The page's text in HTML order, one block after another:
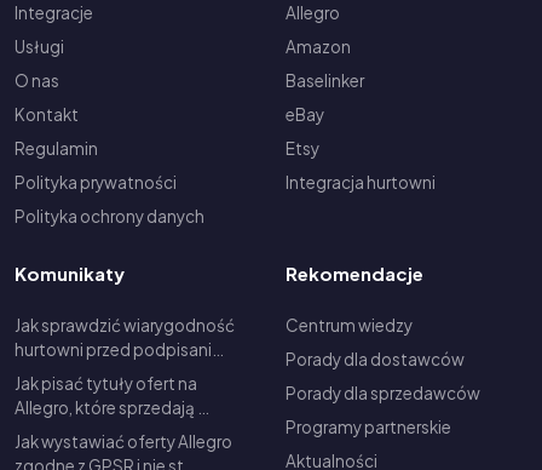
Integracje
Usługi
O nas
Kontakt
Regulamin
Polityka prywatności
Polityka ochrony danych
Allegro
Amazon
Baselinker
eBay
Etsy
Integracja hurtowni
Komunikaty
Jak sprawdzić wiarygodność
hurtowni przed podpisani…
Jak pisać tytuły ofert na
Allegro, które sprzedają …
Jak wystawiać oferty Allegro
zgodne z GPSR i nie st…
Rekomendacje
Centrum wiedzy
Porady dla dostawców
Porady dla sprzedawców
Programy partnerskie
Aktualności